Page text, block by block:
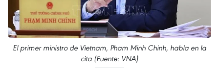
El primer ministro de Vietnam, Pham Minh Chinh, habla en la
cita (Fuente: VNA)